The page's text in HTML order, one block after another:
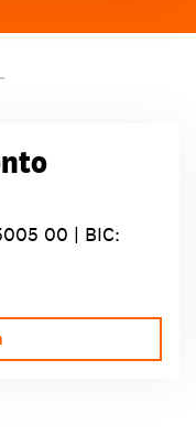
00 | BIC: